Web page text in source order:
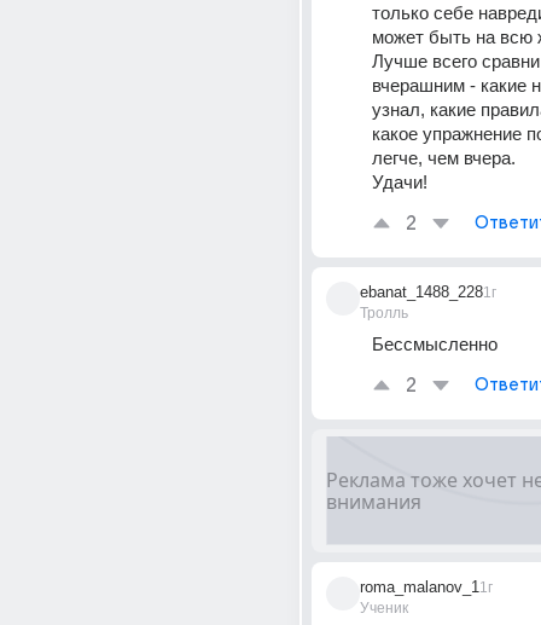
только себе
может быть на всю
Лучше всего
вчерашним - какие
узнал, какие
какое упражнение
легче, чем вчера.
Удачи!
2
ebanat_1488_228
Тролль
1г
Бессмысленно
2
roma_malanov_1
Ученик
1г